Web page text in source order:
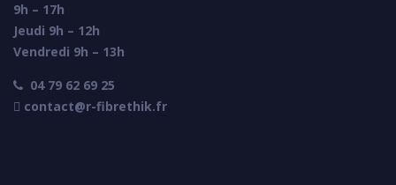
9h – 17h
Jeudi 9h – 12h
Vendredi 9h – 13h

04 79 62 69 25
 contact@r-fibrethik.fr